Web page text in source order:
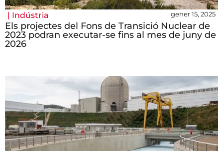
| Indústria gener 15, 2025
Els projectes del Fons de Transició Nuclear de
2023 podran executar-se fins al mes de juny de
2026